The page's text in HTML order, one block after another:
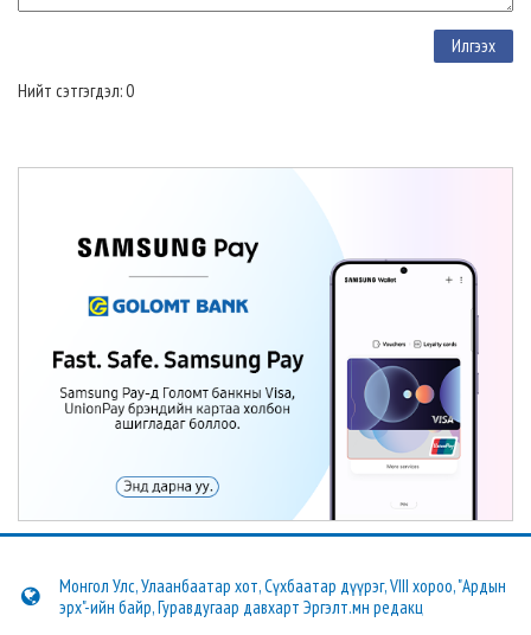
Нийт сэтгэгдэл: 0
Монгол Улс, Улаанбаатар хот, Сүхбаатар дүүрэг, VIII хороо, "Ардын
эрх"-ийн байр, Гуравдугаар давхарт Эргэлт.мн редакц